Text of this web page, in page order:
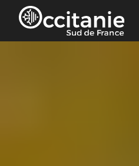
Panneau de gestion des cookies